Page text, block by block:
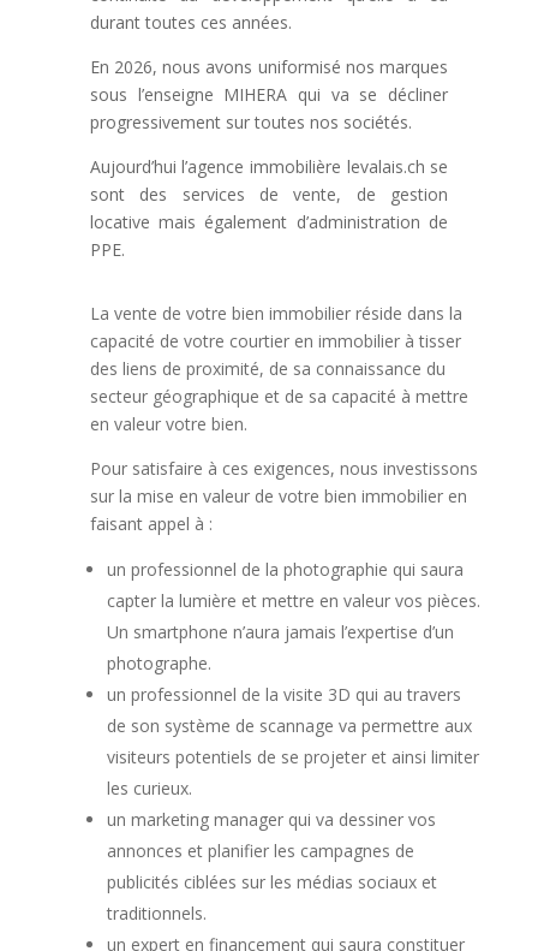
durant toutes ces années.
En 2026, nous avons uniformisé nos marques
sous l’enseigne MIHERA qui va se décliner
progressivement sur toutes nos sociétés.
Aujourd’hui l’agence immobilière levalais.ch se
sont des services de vente, de gestion
locative mais également d’administration de
PPE.
La vente de votre bien immobilier réside dans la
capacité de votre courtier en immobilier à tisser
des liens de proximité, de sa connaissance du
secteur géographique et de sa capacité à mettre
en valeur votre bien.
Pour satisfaire à ces exigences, nous investissons
sur la mise en valeur de votre bien immobilier en
faisant appel à :
un professionnel de la photographie qui saura
capter la lumière et mettre en valeur vos pièces.
Un smartphone n’aura jamais l’expertise d’un
photographe.
un professionnel de la visite 3D qui au travers
de son système de scannage va permettre aux
visiteurs potentiels de se projeter et ainsi limiter
les curieux.
un marketing manager qui va dessiner vos
annonces et planifier les campagnes de
publicités ciblées sur les médias sociaux et
traditionnels.
un expert en financement qui saura constituer